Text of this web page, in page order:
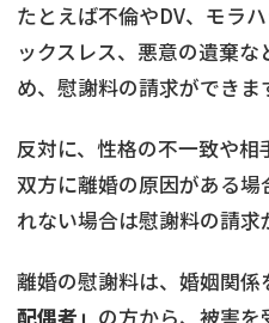
たとえば不倫やDV、モラ
ックスレス、悪意の遺棄
め、慰謝料の請求ができま
反対に、性格の不一致や
双方に離婚の原因がある
れない場合は慰謝料の請求
離婚の慰謝料は、婚姻関